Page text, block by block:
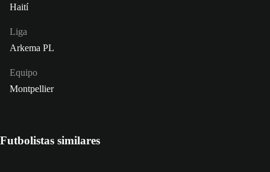
Haití
Liga
Arkema PL
Equipo
Montpellier
Futbolistas similares